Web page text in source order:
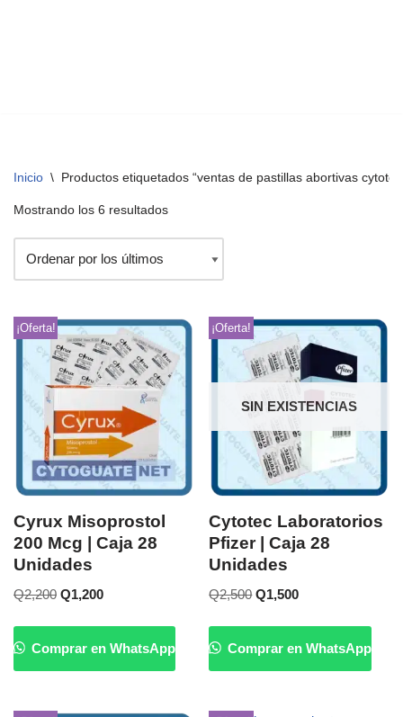
Inicio \ Productos etiquetados “ventas de pastillas abortivas
Mostrando los 6 resultados
¡Oferta!
Cyrux Misoprostol
200 Mcg | Caja 28
Unidades
Q2,200 Q1,200
Comprar en WhatsApp
SIN EXISTENCIAS
¡Oferta!
Cytotec Laboratorios
Pfizer | Caja 28
Unidades
Q2,500 Q1,500
Comprar en WhatsApp